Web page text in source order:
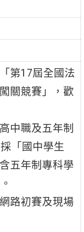
第17屆全國法
關競賽」，歡
中職及五年制
「國中學生
五年制專科學
路初賽及現場